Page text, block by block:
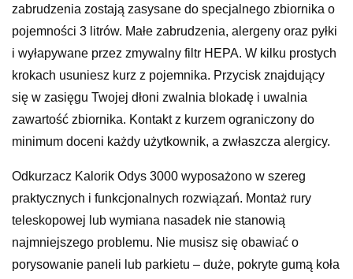
zabrudzenia zostają zasysane do specjalnego zbiornika o
pojemności 3 litrów. Małe zabrudzenia, alergeny oraz pyłki
i wyłapywane przez zmywalny filtr HEPA. W kilku prostych
krokach usuniesz kurz z pojemnika. Przycisk znajdujący
się w zasięgu Twojej dłoni zwalnia blokadę i uwalnia
zawartość zbiornika. Kontakt z kurzem ograniczony do
minimum doceni każdy użytkownik, a zwłaszcza alergicy.
Odkurzacz Kalorik Odys 3000 wyposażono w szereg
praktycznych i funkcjonalnych rozwiązań. Montaż rury
teleskopowej lub wymiana nasadek nie stanowią
najmniejszego problemu. Nie musisz się obawiać o
porysowanie paneli lub parkietu – duże, pokryte gumą koła